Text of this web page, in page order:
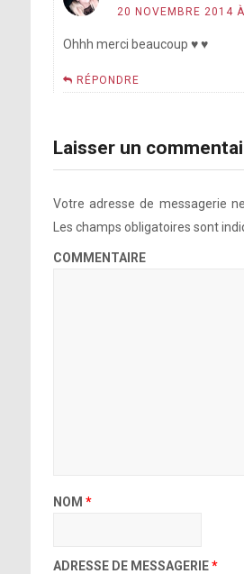
20 NOVEMBRE 2014
Ohhh merci beaucoup ♥ ♥
RÉPONDRE
Laisser un
Votre adresse de messagerie
Les champs obligatoires sont
COMMENTAIRE
NOM *
ADRESSE DE MESSAGERIE*